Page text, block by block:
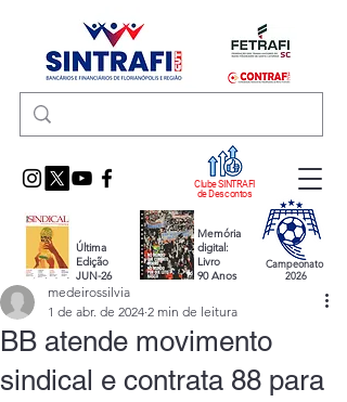
Clube SINTRAFI
de Descontos
Última
Edição
JUN-26
Memória
digital:
Livro
90 Anos
Campeonato
2026
BB atende movimento
sindical e contrata 88 para
medeirossilvia
1 de abr. de 2024 2 min de leitura